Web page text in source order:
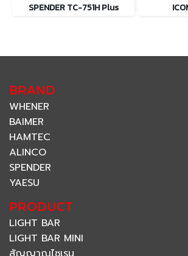
SPENDER TC-751H Plus
BRAND
WHENER
BAIMER
HAMTEC
ALINCO
SPENDER
YAESU
PRODUCT
LIGHT BAR
LIGHT BAR MINI